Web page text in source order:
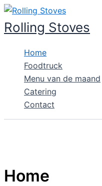
Ga
de
Rolling Stoves
Home
Foodtruck
Menu van de maand
Catering
Contact
Home